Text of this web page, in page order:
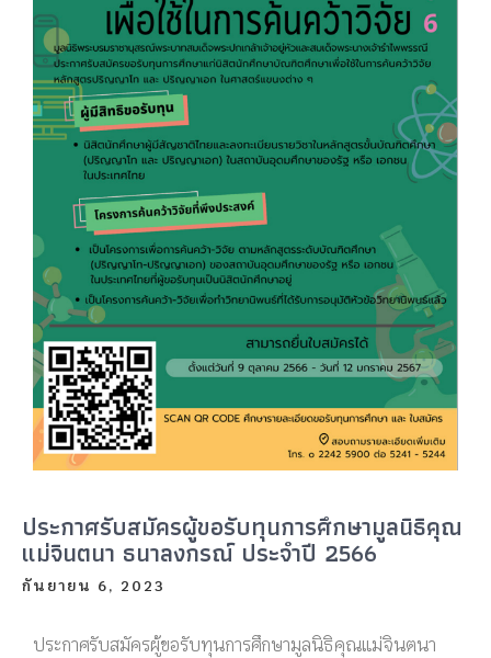
ประกาศรับสมัครผู้ขอรับทุนการศึกษามูลนิธิคุณ
แม่จินตนา ธนาลงกรณ์ ประจำปี 2566
กันยายน 6, 2023
ประกาศรับสมัครผู้ขอรับทุนการศึกษามูลนิธิคุณแม่จินตนา